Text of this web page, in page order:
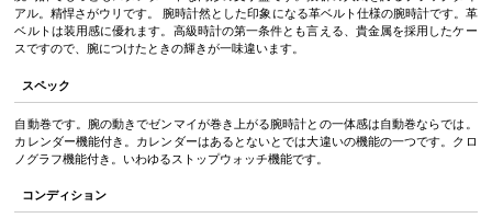
アル。精悍さがウリです。 腕時計然とした印象になる革ベルト仕様の腕時計です。革
ベルトは装用感に優れます。高級時計の第一条件とも言える、貴金属を採用したケー
スですので、腕につけたときの輝きが一味違います。
スペック
自動巻です。腕の動きでゼンマイが巻き上がる腕時計との一体感は自動巻ならでは。
カレンダー機能付き。カレンダーはあるとないとでは大違いの機能の一つです。クロ
ノグラフ機能付き。いわゆるストップウォッチ機能です。
コンディション